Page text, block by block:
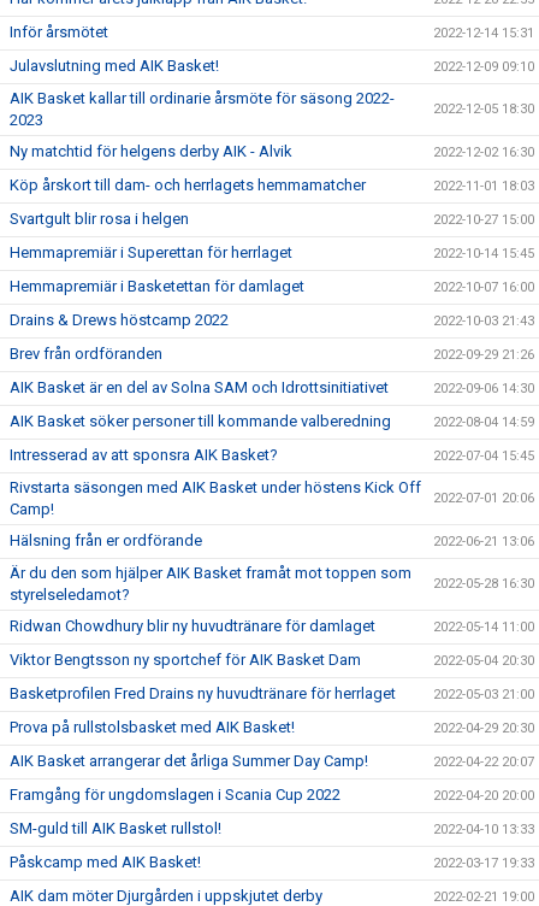
Inför årsmötet 2022-12-14 15:31
Julavslutning med AIK Basket! 2022-12-09 09:10
AIK Basket kallar till ordinarie årsmöte för säsong 2022-
2023
2022-12-05 18:30
Ny matchtid för helgens derby AIK - Alvik 2022-12-02 16:30
Köp årskort till dam- och herrlagets hemmamatcher 2022-11-01 18:03
Svartgult blir rosa i helgen 2022-10-27 15:00
Hemmapremiär i Superettan för herrlaget 2022-10-14 15:45
Hemmapremiär i Basketettan för damlaget 2022-10-07 16:00
Drains & Drews höstcamp 2022 2022-10-03 21:43
Brev från ordföranden 2022-09-29 21:26
AIK Basket är en del av Solna SAM och Idrottsinitiativet 2022-09-06 14:30
AIK Basket söker personer till kommande valberedning 2022-08-04 14:59
Intresserad av att sponsra AIK Basket? 2022-07-04 15:45
Rivstarta säsongen med AIK Basket under höstens Kick Off
Camp!
2022-07-01 20:06
Hälsning från er ordförande 2022-06-21 13:06
Är du den som hjälper AIK Basket framåt mot toppen som
styrelseledamot?
2022-05-28 16:30
Ridwan Chowdhury blir ny huvudtränare för damlaget 2022-05-14 11:00
Viktor Bengtsson ny sportchef för AIK Basket Dam 2022-05-04 20:30
Basketprofilen Fred Drains ny huvudtränare för herrlaget 2022-05-03 21:00
Prova på rullstolsbasket med AIK Basket! 2022-04-29 20:30
AIK Basket arrangerar det årliga Summer Day Camp! 2022-04-22 20:07
Framgång för ungdomslagen i Scania Cup 2022 2022-04-20 20:00
SM-guld till AIK Basket rullstol! 2022-04-10 13:33
Påskcamp med AIK Basket! 2022-03-17 19:33
AIK dam möter Djurgården i uppskjutet derby 2022-02-21 19:00